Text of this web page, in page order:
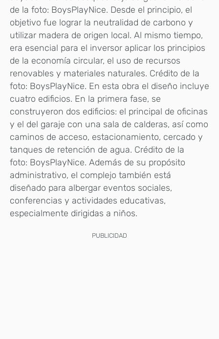
de la foto: BoysPlayNice. Desde el principio, el
objetivo fue lograr la neutralidad de carbono y
utilizar madera de origen local. Al mismo tiempo,
era esencial para el inversor aplicar los principios
de la economía circular, el uso de recursos
renovables y materiales naturales. Crédito de la
foto: BoysPlayNice. En esta obra el diseño incluye
cuatro edificios. En la primera fase, se
construyeron dos edificios: el principal de oficinas
y el del garaje con una sala de calderas, así como
caminos de acceso, estacionamiento, cercado y
tanques de retención de agua. Crédito de la
foto: BoysPlayNice. Además de su propósito
administrativo, el complejo también está
diseñado para albergar eventos sociales,
conferencias y actividades educativas,
especialmente dirigidas a niños.
PUBLICIDAD